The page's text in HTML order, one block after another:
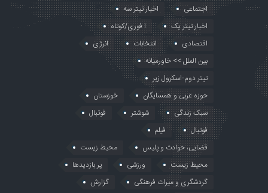
اجتماعی
اخبار تیتر سه
اخبار تیتر یک
ا فوری/کوتاه
اقتصادی
انتخابات
انرژی
بین الملل >> خاورمیانه
تیتر دوم-اسکرول زیر
حوزه عربی و همسایگان
خوزستان
سبک زندگی
شوشتر
فوتبال
فوتبال
فیلم
قضایی، حوادث و پلیس
محیط زیست
محیط زیست
ورزشی
پر بازدیدها
گردشگری و میراث فرهنگی
گزارش